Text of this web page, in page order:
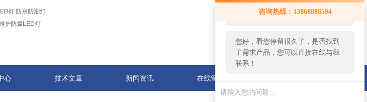
咨询热线：13868888594
您好！欢迎前来咨询，很高兴为您
服务，请问您要咨询什么问题呢？
您好，看您停留很久了，是否找到
了需求产品，您可以直接在线与我
联系！
灯 防水防潮灯
护防爆LED灯
心 技术文章 新闻资讯 在线留言